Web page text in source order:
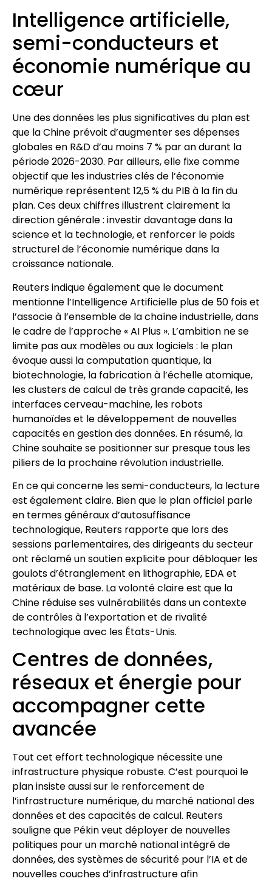
Intelligence artificielle,
semi-conducteurs et
économie numérique au
cœur
Une des données les plus significatives du plan est
que la Chine prévoit d’augmenter ses dépenses
globales en R&D d’au moins 7 % par an durant la
période 2026-2030. Par ailleurs, elle fixe comme
objectif que les industries clés de l’économie
numérique représentent 12,5 % du PIB à la fin du
plan. Ces deux chiffres illustrent clairement la
direction générale : investir davantage dans la
science et la technologie, et renforcer le poids
structurel de l’économie numérique dans la
croissance nationale.
Reuters indique également que le document
mentionne l’Intelligence Artificielle plus de 50 fois et
l’associe à l’ensemble de la chaîne industrielle, dans
le cadre de l’approche « AI Plus ». L’ambition ne se
limite pas aux modèles ou aux logiciels : le plan
évoque aussi la computation quantique, la
biotechnologie, la fabrication à l’échelle atomique,
les clusters de calcul de très grande capacité, les
interfaces cerveau-machine, les robots
humanoïdes et le développement de nouvelles
capacités en gestion des données. En résumé, la
Chine souhaite se positionner sur presque tous les
piliers de la prochaine révolution industrielle.
En ce qui concerne les semi-conducteurs, la lecture
est également claire. Bien que le plan officiel parle
en termes généraux d’autosuffisance
technologique, Reuters rapporte que lors des
sessions parlementaires, des dirigeants du secteur
ont réclamé un soutien explicite pour débloquer les
goulots d’étranglement en lithographie, EDA et
matériaux de base. La volonté claire est que la
Chine réduise ses vulnérabilités dans un contexte
de contrôles à l’exportation et de rivalité
technologique avec les États-Unis.
Centres de données,
réseaux et énergie pour
accompagner cette
avancée
Tout cet effort technologique nécessite une
infrastructure physique robuste. C’est pourquoi le
plan insiste aussi sur le renforcement de
l’infrastructure numérique, du marché national des
données et des capacités de calcul. Reuters
souligne que Pékin veut déployer de nouvelles
politiques pour un marché national intégré de
données, des systèmes de sécurité pour l’IA et de
nouvelles couches d’infrastructure afin